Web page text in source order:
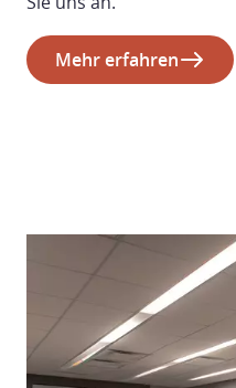
Mehr erfahren